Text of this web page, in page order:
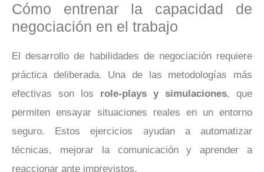
Cómo entrenar la capacidad de
negociación en el trabajo
El desarrollo de habilidades de negociación requiere
práctica deliberada. Una de las metodologías más
efectivas son los role-plays y simulaciones, que
permiten ensayar situaciones reales en un entorno
seguro. Estos ejercicios ayudan a automatizar
técnicas, mejorar la comunicación y aprender a
reaccionar ante imprevistos.